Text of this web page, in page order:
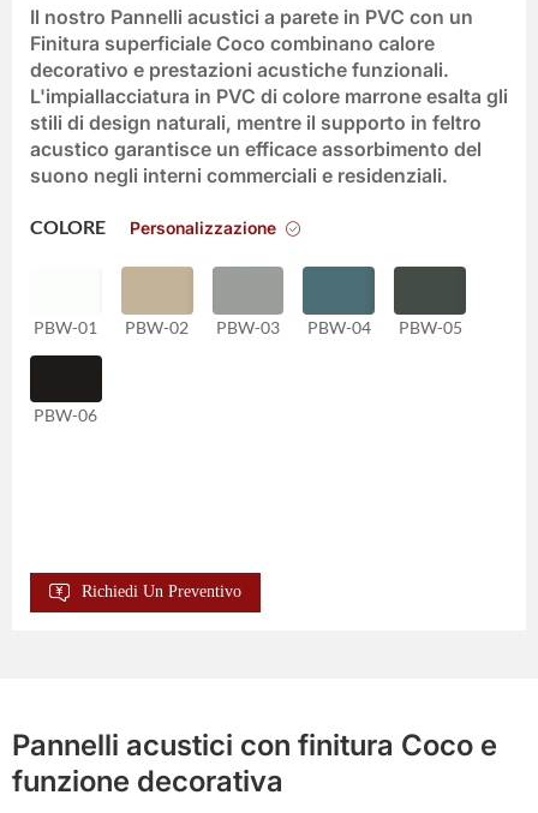
Il nostro Pannelli acustici a parete in PVC con un
Finitura superficiale Coco combinano calore
decorativo e prestazioni acustiche funzionali.
L'impiallacciatura in PVC di colore marrone esalta gli
stili di design naturali, mentre il supporto in feltro
acustico garantisce un efficace assorbimento del
suono negli interni commerciali e residenziali.
COLORE Personalizzazione
PBW-01 PBW-02 PBW-03 PBW-04 PBW-05
PBW-06
Richiedi Un Preventivo
Pannelli acustici con finitura Coco e
funzione decorativa